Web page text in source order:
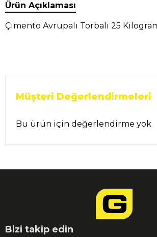
Ürün Açıklaması
Çimento Avrupalı Torbalı 25
Müşteri Değerlendirmeleri
Bu ürün için değerlendirme yok
Bizi takip edin